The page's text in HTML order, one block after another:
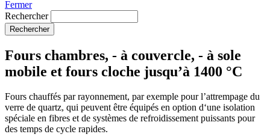
Fermer
Rechercher
Fours chambres, - à couvercle, - à sole
mobile et fours cloche jusqu’à 1400 °C
Fours chauffés par rayonnement, par exemple pour l’attrempage du
verre de quartz, qui peuvent être équipés en option d‘une isolation
spéciale en fibres et de systèmes de refroidissement puissants pour
des temps de cycle rapides.